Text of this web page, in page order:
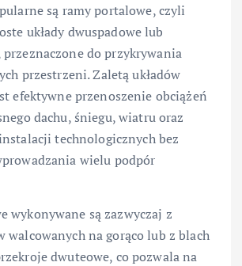
są ramy portalowe, czyli
układy dwuspadowe lub
do przykrywania
przestrzeni. Zaletą układów
efektywne przenoszenie obciążeń
dachu, śniegu, wiatru oraz
technologicznych bez
wielu podpór
wykonywane są zazwyczaj z
walcowanych na gorąco lub z blach
dwuteowe, co pozwala na